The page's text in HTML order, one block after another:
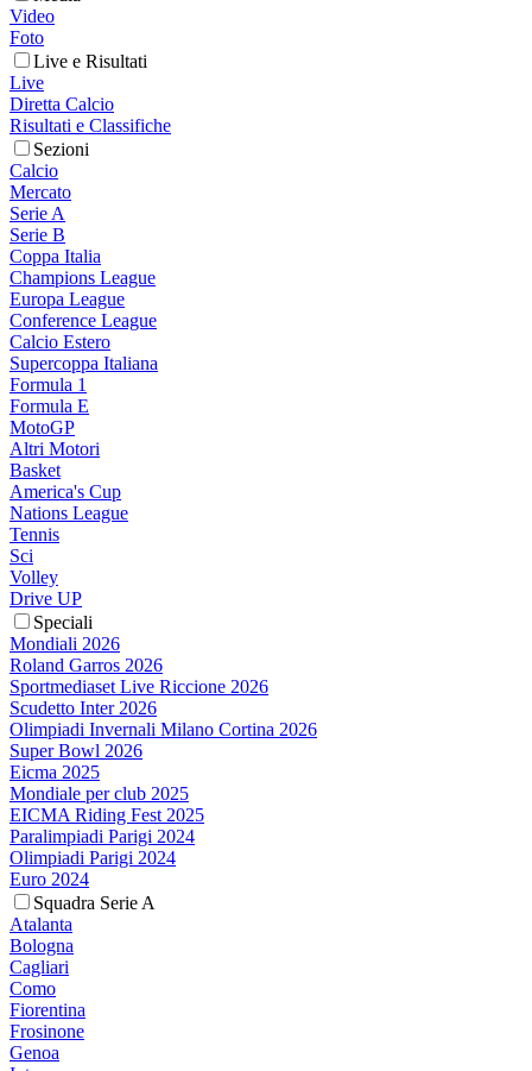
Video
Foto
Live e Risultati
Live
Diretta Calcio
Risultati e Classifiche
Sezioni
Calcio
Mercato
Serie A
Serie B
Coppa Italia
Champions League
Europa League
Conference League
Calcio Estero
Supercoppa Italiana
Formula 1
Formula E
MotoGP
Altri Motori
Basket
America's Cup
Nations League
Tennis
Sci
Volley
Drive UP
Speciali
Mondiali 2026
Roland Garros 2026
Sportmediaset Live Riccione 2026
Scudetto Inter 2026
Olimpiadi Invernali Milano Cortina 2026
Super Bowl 2026
Eicma 2025
Mondiale per club 2025
EICMA Riding Fest 2025
Paralimpiadi Parigi 2024
Olimpiadi Parigi 2024
Euro 2024
Squadra Serie A
Atalanta
Bologna
Cagliari
Como
Fiorentina
Frosinone
Genoa